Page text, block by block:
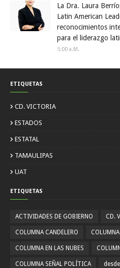
La Dra. Laura
Latin American
reconocimientos
para el liderazgo
5:00 A.m.
ETIQUETAS
CD. VICTORIA
ESTADOS
ESTATAL
TAMAULIPAS
UAT
ETIQUETAS
ACTIVIDADES DE GOBIERNO CD.
COLUMNA CANDELERO
COLUMNA EN LAS NUBES
COLUMNA SEÑAL POLÍTICA